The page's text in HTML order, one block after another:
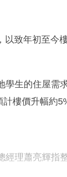
致年初至今
學生的住屋需
樓價升幅約
經理蕭亮輝指